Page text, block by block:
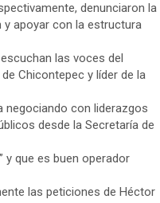
denunciaron la
y apoyar con la estructura
las voces del
Chicontepec y líder de la
negociando con liderazgos
desde la Secretaría de
y que es buen operador
las peticiones de Héctor